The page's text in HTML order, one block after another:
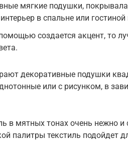
мягкие подушки,
в спальне или
создается акцент, то
декоративные подушки
или с рисунком, в
в мятных тонах очень нежно и
палитры текстиль подойдет